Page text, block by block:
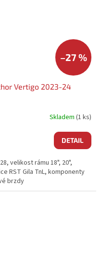
–27 %
Vertigo 2023-24
Skladem (1 ks)
DETAIL
velikost rámu 18", 20",
RST Gila TnL, komponenty
brzdy